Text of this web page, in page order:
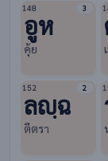
148 3
อูห
คุ้ย
152 2
ลญฺฉ
ตีตรา